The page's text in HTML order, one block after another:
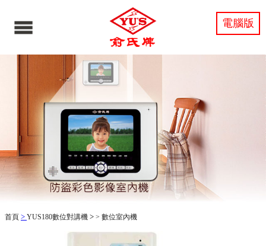
電腦版
首頁 > YUS180數位對講機 > > 數位室內機